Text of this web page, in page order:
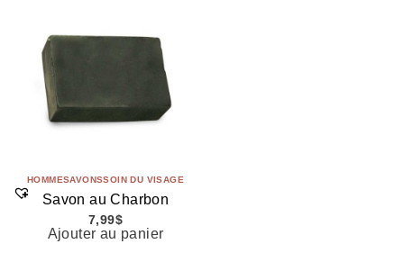
HOMMESAVONSSOIN DU VISAGE
Savon au Charbon
7,99$
Ajouter au panier